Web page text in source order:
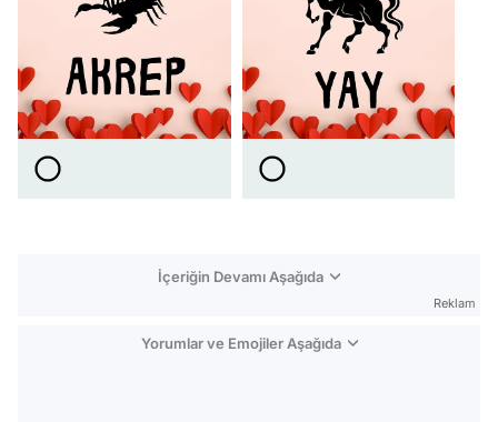
İçeriğin Devamı Aşağıda
Reklam
Yorumlar ve Emojiler Aşağıda